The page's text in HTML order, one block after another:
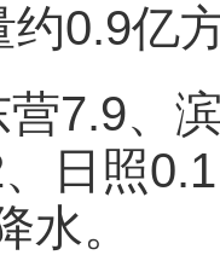
约0.9亿
7.9、
日照
水。